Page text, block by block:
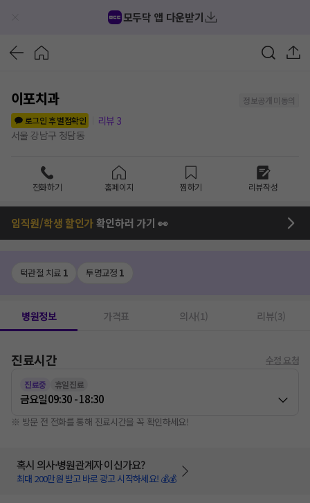
모두닥 앱 다운받기
이포치과
정보공개 미동의
로그인 후 별점확인
리뷰 3
서울 강남구 청담동
전화하기 홈페이지 찜하기 리뷰작성
임직원/학생 할인가확인하러 가기 👀
턱관절 치료 1 투명교정 1
병원정보 가격표 의사(1) 리뷰(3)
진료시간 수정 요청
진료중 휴일진료
금요일09:30 - 18:30
※ 방문 전 전화를 통해 진료시간을 꼭 확인하세요!
혹시 의사·병원관계자 이신가요?
최대 200만원 받고 바로 광고 시작하세요! 💰💰